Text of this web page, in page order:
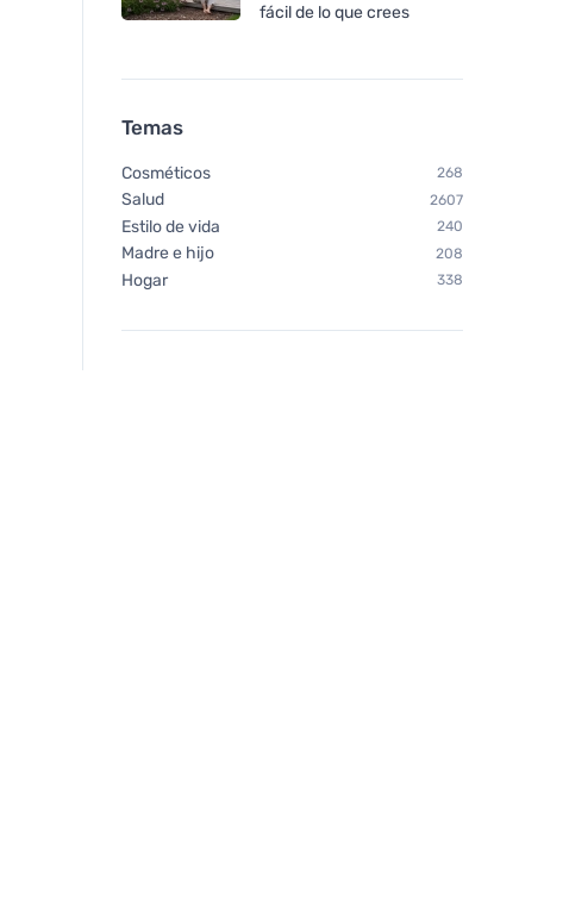
fácil de lo que crees
Temas
Cosméticos 268
Salud 2607
Estilo de vida 240
Madre e hijo 208
Hogar 338